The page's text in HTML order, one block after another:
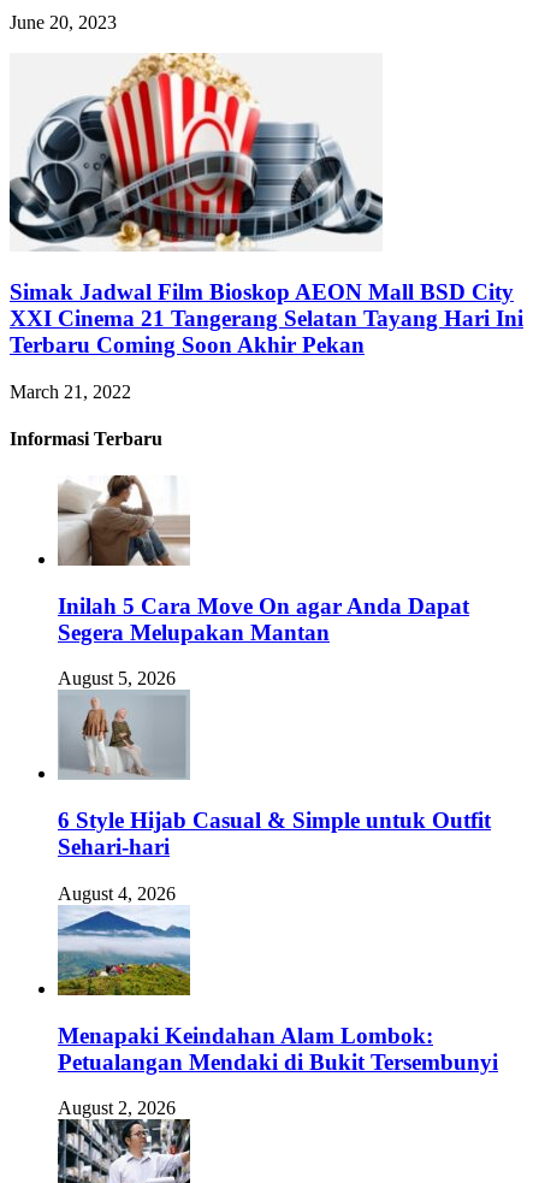
June 20, 2023
Simak Jadwal Film Bioskop AEON Mall BSD City
XXI Cinema 21 Tangerang Selatan Tayang Hari Ini
Terbaru Coming Soon Akhir Pekan
March 21, 2022
Informasi Terbaru
Inilah 5 Cara Move On agar Anda Dapat
Segera Melupakan Mantan
August 5, 2026
6 Style Hijab Casual & Simple untuk Outfit
Sehari-hari
August 4, 2026
Menapaki Keindahan Alam Lombok:
Petualangan Mendaki di Bukit Tersembunyi
August 2, 2026